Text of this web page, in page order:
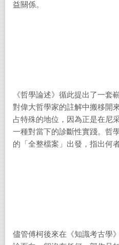
益關係。
《哲學論述》循此提出了一套
對偉大哲學家的註解中搬移開
占特殊的地位，因為正是在尼
一種對當下的診斷性實踐。哲
的「全整檔案」出發，指出何
儘管傅柯後來在《知識考古學